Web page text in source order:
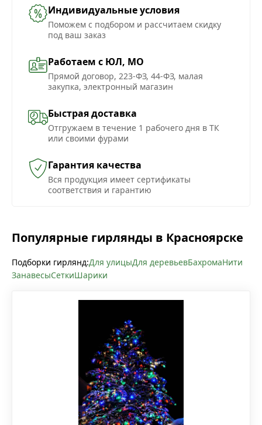
Индивидуальные условия
Поможем с подбором и рассчитаем скидку
под ваш заказ
Работаем с ЮЛ, МО
Прямой договор, 223-ФЗ, 44-ФЗ, малая
закупка, электронный магазин
Быстрая доставка
Отгружаем в течение 1 рабочего дня в ТК
или своими фурами
Гарантия качества
Вся продукция имеет сертификаты
соответствия и гарантию
Популярные гирлянды в Красноярске
Подборки гирлянд:Для улицыДля деревьевБахромаНити
ЗанавесыСеткиШарики